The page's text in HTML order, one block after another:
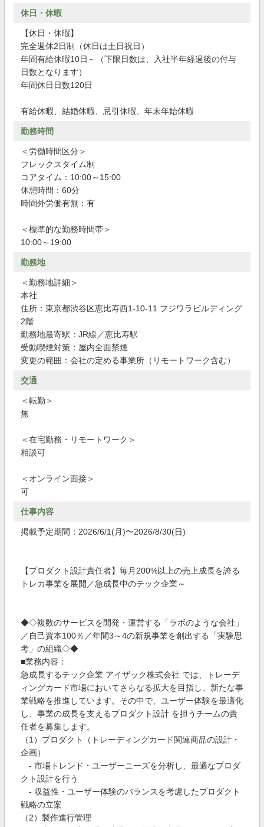
休日・休暇
【休日・休暇】
完全週休2日制（休日は土日祝日）
年間有給休暇10日～（下限日数は、入社半年経過後の付与
日数となります）
年間休日日数120日
有給休暇、結婚休暇、忌引休暇、年末年始休暇
勤務時間
＜労働時間区分＞
フレックスタイム制
コアタイム：10:00～15:00
休憩時間：60分
時間外労働有無：有
＜標準的な勤務時間帯＞
10:00～19:00
勤務地
＜勤務地詳細＞
本社
住所：東京都渋谷区恵比寿西1-10-11 フジワラビルディング
2階
勤務地最寄駅：JR線／恵比寿駅
受動喫煙対策：屋内全面禁煙
変更の範囲：会社の定める事業所（リモートワーク含む）
交通
＜転勤＞
無
＜在宅勤務・リモートワーク＞
相談可
＜オンライン面接＞
可
仕事内容
掲載予定期間：2026/6/1(月)〜2026/8/30(日)
【プロダクト設計責任者】毎月200%以上の売上成長を誇る
トレカ事業を展開／急成長中のテック企業～
◆◇複数のサービスを開発・運営する「ラボのような会社」
／自己資本100％／年間3～4の新規事業を創出する「実験思
考」の組織◇◆
■業務内容：
急成長するテック企業 アイザック株式会社 では、トレーデ
ィングカード市場においてさらなる拡大を目指し、新たな事
業戦略を推進しています。その中で、ユーザー体験を最適化
し、事業の成長を支えるプロダクト設計 を担うチームの責
任者を募集します。
（1）プロダクト（トレーディングカード関連商品の設計・
企画）
- 市場トレンド・ユーザーニーズを分析し、最適なプロダ
クト設計を行う
- 収益性・ユーザー体験のバランスを考慮したプロダクト
戦略の立案
（2）製作進行管理